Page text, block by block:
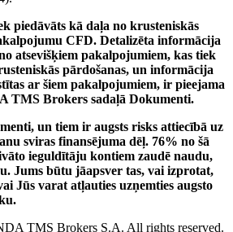
piedāvāts kā daļa no krusteniskās
CFD. Detalizēta informācija
atsevišķiem pakalpojumiem, kas tiek
pārdošanas, un informācija
ar šiem pakalpojumiem, ir pieejama
TMS Brokers sadaļā Dokumenti.
un tiem ir augsts risks attiecībā uz
sviras finansējuma dēļ. 76% no šā
ieguldītāju kontiem zaudē naudu,
Jums būtu jāapsver tas, vai izprotat,
Jūs varat atļauties uzņemties augsto
TMS Brokers S.A. All rights reserved.